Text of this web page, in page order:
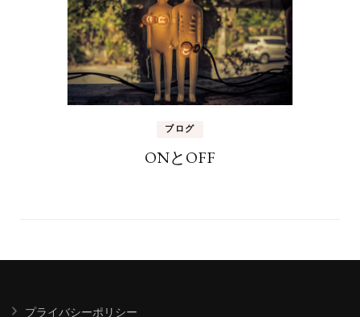
ブログ
ONとOFF
プライバシーポリシー